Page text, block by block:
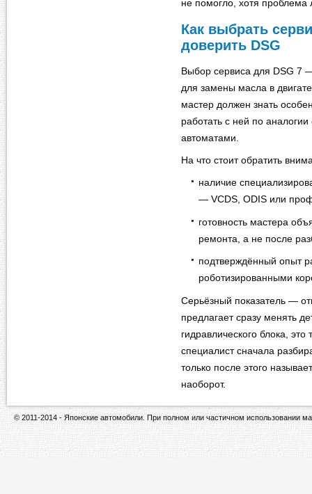
не помогло, хотя
Как выбрать
доверить DSG
Выбор сервиса для DSG 7
для замены масла в
мастер должен знать
работать с ней по
автоматами.
На что стоит обратить
наличие
— VCDS, ODIS или
готовность мастера
ремонта, а не после
подтверждённый опыт
роботизированными
Серьёзный показатель —
предлагает сразу менять
гидравлического блока,
специалист сначала
только после этого
наоборот.
© 2011-2014 - Японские автомобили. При полном или частичном использовании